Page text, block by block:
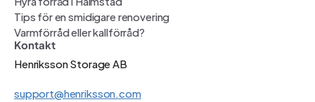
Tips för en smidigare renovering
Varmförråd eller kallförråd?
Kontakt
Henriksson Storage AB
support@henriksson.com